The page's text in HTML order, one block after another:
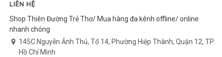
LIÊN HỆ
Shop Thiên Đường Trẻ Thơ/ Mua hàng đa kênh offline/ online
nhanh chóng
145C Nguyễn Ảnh Thủ, Tổ 14, Phường Hiệp Thành, Quận 12, TP.
Hồ Chí Minh